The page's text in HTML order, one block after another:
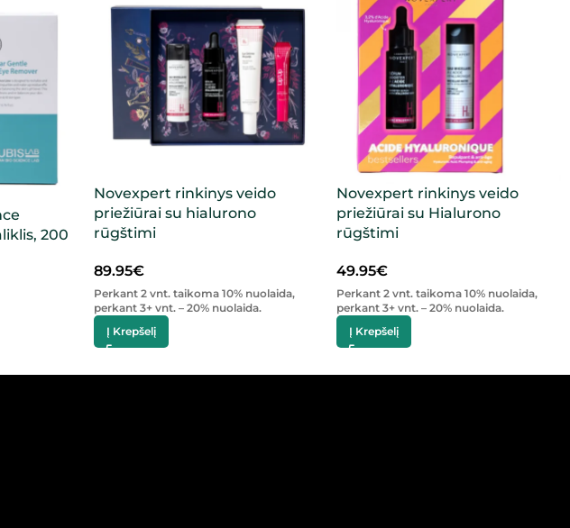
200
Novexpert rinkinys veido
priežiūrai su hialurono
rūgštimi
89.95€
Perkant 2 vnt. taikoma 10% nuolaida,
perkant 3+ vnt. – 20% nuolaida.
Į Krepšelį
Novexpert rinkinys veido
priežiūrai su Hialurono
rūgštimi
49.95€
Perkant 2 vnt. taikoma 10% nuolaida,
perkant 3+ vnt. – 20% nuolaida.
Į Krepšelį